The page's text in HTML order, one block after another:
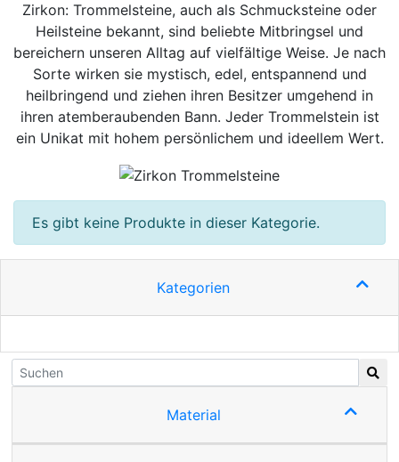
Zirkon: Trommelsteine, auch als Schmucksteine oder
Heilsteine bekannt, sind beliebte Mitbringsel und
bereichern unseren Alltag auf vielfältige Weise. Je nach
Sorte wirken sie mystisch, edel, entspannend und
heilbringend und ziehen ihren Besitzer umgehend in
ihren atemberaubenden Bann. Jeder Trommelstein ist
ein Unikat mit hohem persönlichem und ideellem Wert.
Es gibt keine Produkte in dieser Kategorie.
Kategorien
Material